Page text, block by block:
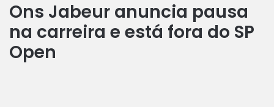
Ons Jabeur anuncia pausa
na carreira e está fora do SP
Open